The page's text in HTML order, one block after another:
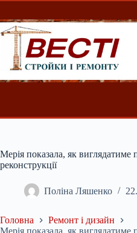
Перейти
вмісту
Мерія показала, як виглядатиме
реконструкції
Поліна Ляшенко
Головна
Ремонт і дизайн